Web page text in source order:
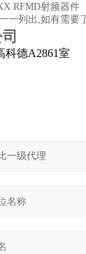
RFMD射频器
一列出,如有需要
科德A2861室